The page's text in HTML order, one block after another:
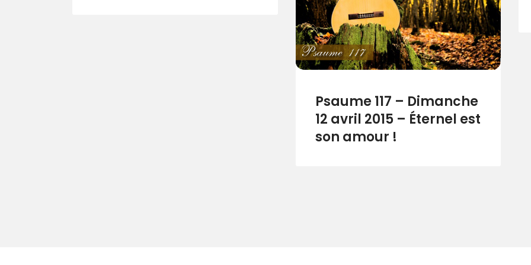
Psaume 117 – Dimanche
12 avril 2015 – Éternel est
son amour !